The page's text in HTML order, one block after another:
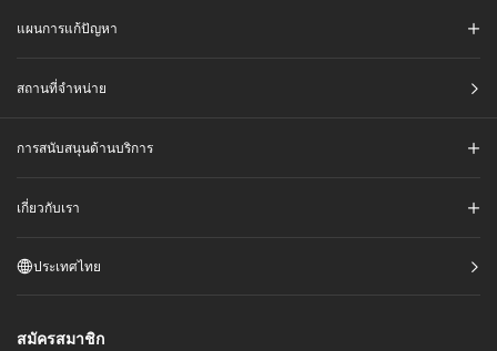
แผนการแก้ปัญหา
สถานที่จำหน่าย
การสนับสนุนด้านบริการ
เกี่ยวกับเรา
ประเทศไทย
สมัครสมาชิก